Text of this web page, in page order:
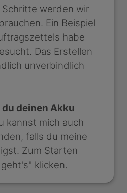
Schritte werden wir
Ein Beispiel
habe
Das Erstellen
unverbindlich
deinen Akku
kannst mich auch
falls du meine
Zum Starten
klicken.